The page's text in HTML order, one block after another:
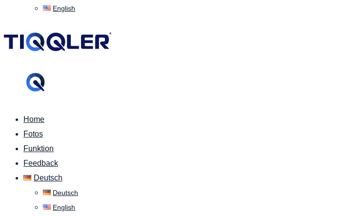
English
Home
Fotos
Funktion
Feedback
Deutsch
Deutsch
English